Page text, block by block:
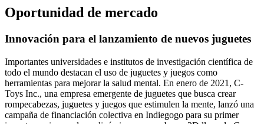
Oportunidad de mercado
Innovación para el lanzamiento de nuevos juguetes
Importantes universidades e institutos de investigación científica de
todo el mundo destacan el uso de juguetes y juegos como
herramientas para mejorar la salud mental. En enero de 2021, C-
Toys Inc., una empresa emergente de juguetes que busca crear
rompecabezas, juguetes y juegos que estimulen la mente, lanzó una
campaña de financiación colectiva en Indiegogo para su primer